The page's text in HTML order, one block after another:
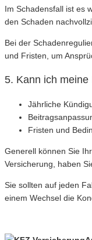
Im Schadensfall ist es
den Schaden
Bei der
und Fristen, um
5. Kann ich
Jährliche
Fristen und
Generell können Sie
Versicherung, haben
Sie sollten auf jeden
einem Wechsel die